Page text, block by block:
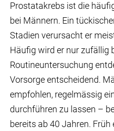
Prostatakrebs ist die
bei Männern. Ein
Stadien verursacht er
Häufig wird er nur zufällig
Routineuntersuchung
Vorsorge entscheidend.
empfohlen, regelmässig
durchführen zu lassen –
bereits ab 40 Jahren. Früh